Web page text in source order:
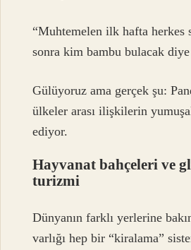
“Muhtemelen ilk hafta herkes
sonra kim bambu bulacak
Gülüyoruz ama gerçek şu:
ülkeler arası ilişkilerin
ediyor.
Hayvanat bahçeleri ve
turizmi
Dünyanın farklı yerlerine
varlığı hep bir “kiralama”